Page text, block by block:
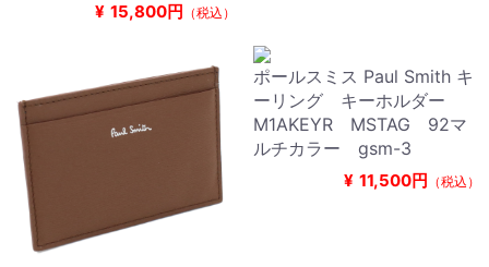
¥ 15,800円 （税込）
ポールスミス Paul Smith キ
ーリング キーホルダー
M1AKEYR MSTAG 92マ
ルチカラー gsm-3
¥ 11,500円 （税込）